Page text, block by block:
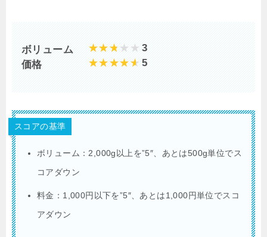
ボリューム
3
価格
5
スコアの基準
ボリューム：2,000g以上を”5″、あとは500g単位でス
コアダウン
料金：1,000円以下を”5″、あとは1,000円単位でスコ
アダウン